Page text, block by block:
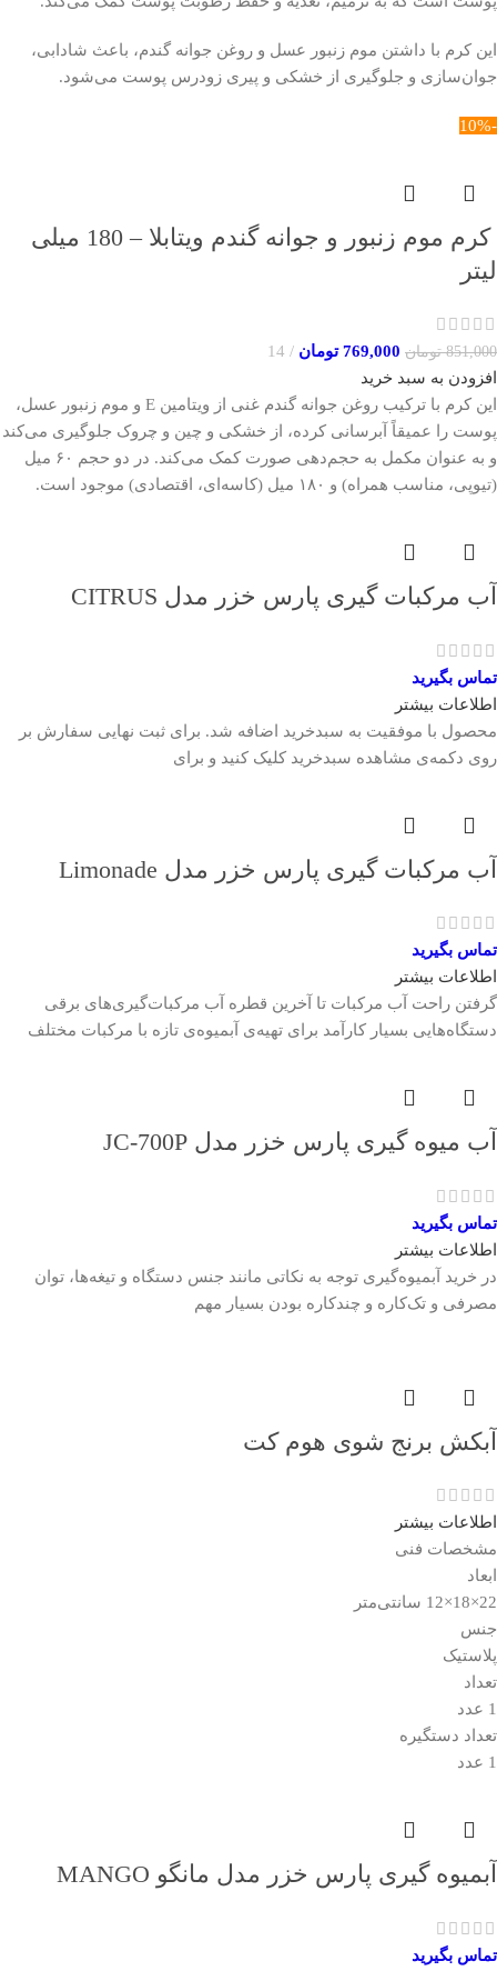
این کرم با داشتن موم زنبور عسل و روغن جوانه گندم، باعث شادابی،
جوان‌سازی و جلوگیری از خشکی و پیری زودرس پوست می‌شود.
-10%
کرم موم زنبور و جوانه گندم ویتابلا – 180 میلی
لیتر
851,000 تومان 769,000 تومان
14
افزودن به سبد خرید
این کرم با ترکیب روغن جوانه گندم غنی از ویتامین E و موم زنبور عسل،
پوست را عمیقاً آبرسانی کرده، از خشکی و چین و چروک جلوگیری می‌کند
و به عنوان مکمل به حجم‌دهی صورت کمک می‌کند. در دو حجم ۶۰ میل
(تیوپی، مناسب همراه) و ۱۸۰ میل (کاسه‌ای، اقتصادی) موجود است.
آب مرکبات گیری پارس خزر مدل CITRUS
تماس بگیرید
اطلاعات بیشتر
محصول با موفقیت به سبدخرید اضافه شد. برای ثبت نهایی سفارش بر
روی دکمه‌ی مشاهده سبدخرید کلیک کنید و برای
آب مرکبات گیری پارس خزر مدل Limonade
تماس بگیرید
اطلاعات بیشتر
گرفتن راحت آب مرکبات تا آخرین قطره آب مرکبات‌گیری‌های برقی
دستگاه‌هایی بسیار کارآمد برای تهیه‌ی آبمیوه‌ی تازه با مرکبات مختلف
آب میوه گیری پارس خزر مدل JC-700P
تماس بگیرید
اطلاعات بیشتر
در خرید آبمیوه‌گیری توجه به نکاتی مانند جنس دستگاه و تیغه‌ها، توان
مصرفی و تک‌کاره و چندکاره بودن بسیار مهم
آبکش برنج شوی هوم کت
اطلاعات بیشتر
مشخصات فنی
ابعاد
22×18×12 سانتی‌متر
جنس
پلاستیک
تعداد
1 عدد
تعداد دستگیره
1 عدد
آبمیوه گیری پارس خزر مدل مانگو MANGO
تماس بگیرید